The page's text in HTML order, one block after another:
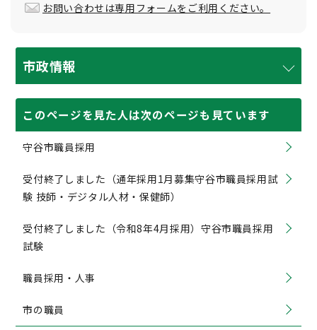
お問い合わせは専用フォームをご利用ください。
市政情報
このページを見た人は次のページも見ています
守谷市職員採用
受付終了しました（通年採用1月募集守谷市職員採用試
験 技師・デジタル人材・保健師）
受付終了しました（令和8年4月採用）守谷市職員採用
試験
職員採用・人事
市の職員